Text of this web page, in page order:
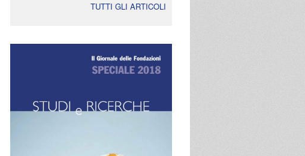
TUTTI GLI ARTICOLI